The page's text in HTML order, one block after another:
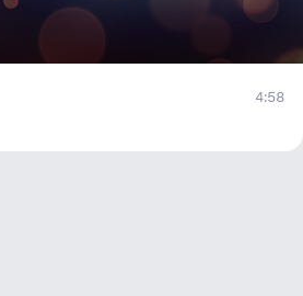
4:58